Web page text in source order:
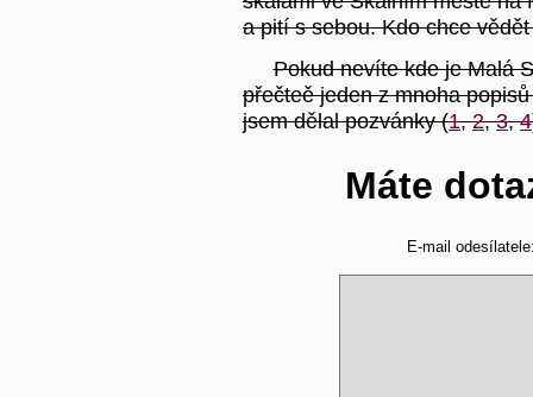
a pití s sebou. Kdo chce
Pokud nevíte kde je Malá
přečteě jeden z mnoha
jsem dělal pozvánky (1,2,3,4
Máte
E-mail